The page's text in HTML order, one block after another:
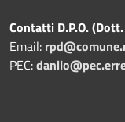
Contatti D.P.O.
Email:
PEC: